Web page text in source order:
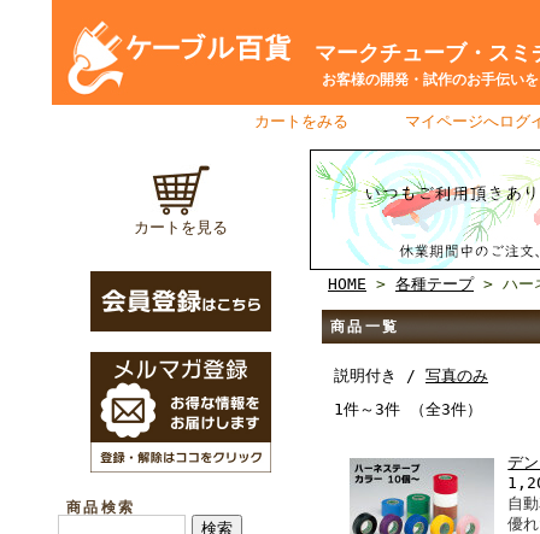
マークチューブ・スミ
お客様の開発・試作のお手伝いを
カートをみる マイページへログ
カートを見る
商品検索
HOME > 各種テープ> ハー
商品一覧
説明付き / 写真のみ
1件～3件 （全3件）
デ
自
優